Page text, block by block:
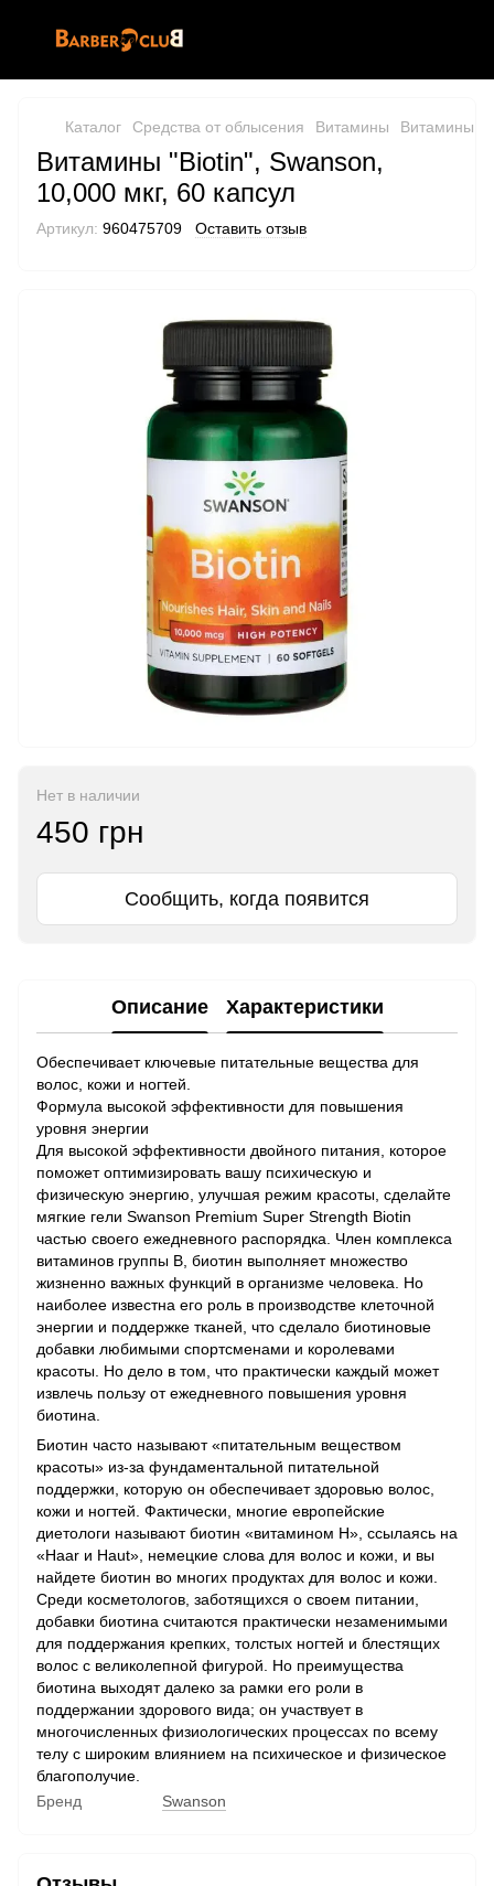
Каталог Средства от облысения Витамины Витамины
Витамины "Biotin", Swanson,
10,000 мкг, 60 капсул
Артикул: 960475709 Оставить отзыв
Нет в наличии
450 грн
Сообщить, когда появится
Описание Характеристики
Обеспечивает ключевые питательные вещества для
волос, кожи и ногтей.
Формула высокой эффективности для повышения
уровня энергии
Для высокой эффективности двойного питания, которое
поможет оптимизировать вашу психическую и
физическую энергию, улучшая режим красоты, сделайте
мягкие гели Swanson Premium Super Strength Biotin
частью своего ежедневного распорядка. Член комплекса
витаминов группы В, биотин выполняет множество
жизненно важных функций в организме человека. Но
наиболее известна его роль в производстве клеточной
энергии и поддержке тканей, что сделало биотиновые
добавки любимыми спортсменами и королевами
красоты. Но дело в том, что практически каждый может
извлечь пользу от ежедневного повышения уровня
биотина.
Биотин часто называют «питательным веществом
красоты» из-за фундаментальной питательной
поддержки, которую он обеспечивает здоровью волос,
кожи и ногтей. Фактически, многие европейские
диетологи называют биотин «витамином Н», ссылаясь на
«Haar и Haut», немецкие слова для волос и кожи, и вы
найдете биотин во многих продуктах для волос и кожи.
Среди косметологов, заботящихся о своем питании,
добавки биотина считаются практически незаменимыми
для поддержания крепких, толстых ногтей и блестящих
волос с великолепной фигурой. Но преимущества
биотина выходят далеко за рамки его роли в
поддержании здорового вида; он участвует в
многочисленных физиологических процессах по всему
телу с широким влиянием на психическое и физическое
благополучие.
Бренд
Swanson